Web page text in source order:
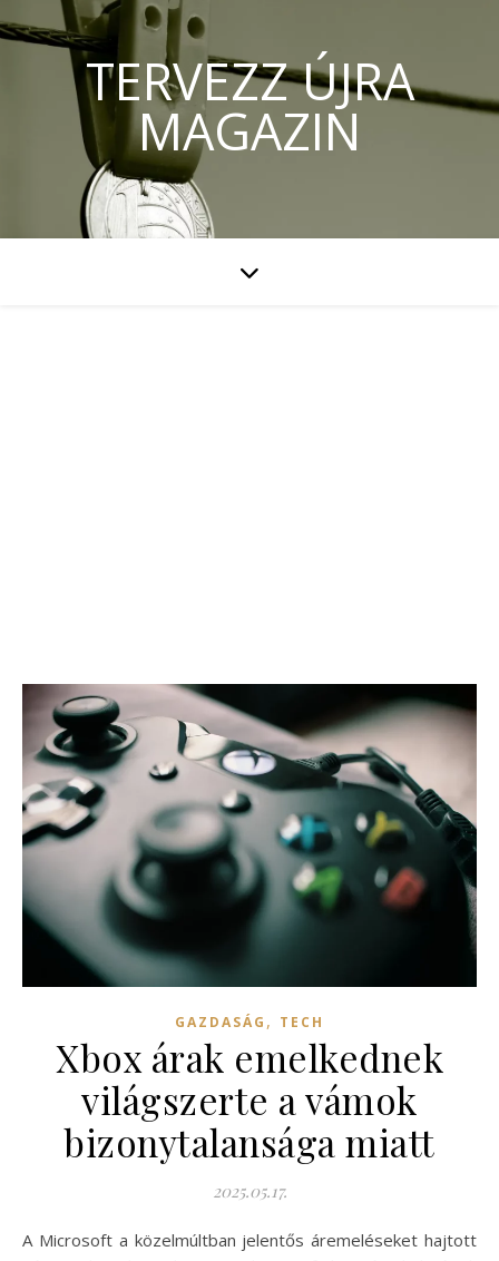
TERVEZZ ÚJRA
MAGAZIN
GAZDASÁG , TECH
Xbox árak emelkednek
világszerte a vámok
bizonytalansága miatt
2025.05.17.
A Microsoft a közelmúltban jelentős áremeléseket hajtott